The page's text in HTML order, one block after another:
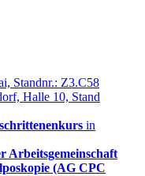
Standnr.: Z3.C58
Halle 10, Stand
in
Arbeitsgemeinschaft
(AG CPC